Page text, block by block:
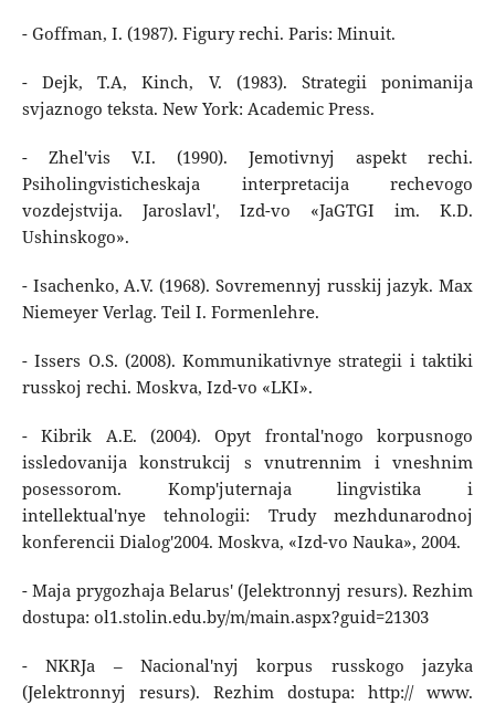
- Goffman, I. (1987). Figury rechi. Paris: Minuit.
- Dejk, T.A, Kinch, V. (1983). Strategii ponimanija
svjaznogo teksta. New York: Academic Press.
- Zhel'vis V.I. (1990). Jemotivnyj aspekt rechi.
Psiholingvisticheskaja interpretacija rechevogo
vozdejstvija. Jaroslavl', Izd-vo «JaGTGI im. K.D.
Ushinskogo».
- Isachenko, A.V. (1968). Sovremennyj russkij jazyk. Max
Niemeyer Verlag. Teil I. Formenlehre.
- Issers O.S. (2008). Kommunikativnye strategii i taktiki
russkoj rechi. Moskva, Izd-vo «LKI».
- Kibrik A.E. (2004). Opyt frontal'nogo korpusnogo
issledovanija konstrukcij s vnutrennim i vneshnim
posessorom. Komp'juternaja lingvistika i
intellektual'nye tehnologii: Trudy mezhdunarodnoj
konferencii Dialog'2004. Moskva, «Izd-vo Nauka», 2004.
- Maja prygozhaja Belarus' (Jelektronnyj resurs). Rezhim
dostupa: ol1.stolin.edu.by/m/main.aspx?guid=21303
- NKRJa – Nacional'nyj korpus russkogo jazyka
(Jelektronnyj resurs). Rezhim dostupa: http:// www.